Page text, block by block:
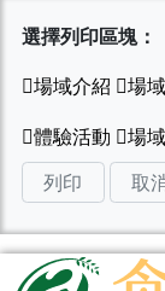
選擇列印區塊：
列印 取